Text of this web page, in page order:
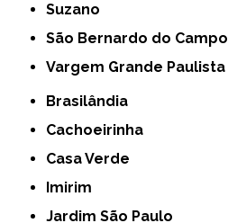
Suzano
São Bernardo do Campo
Vargem Grande Paulista
Brasilândia
Cachoeirinha
Casa Verde
Imirim
Jardim São Paulo